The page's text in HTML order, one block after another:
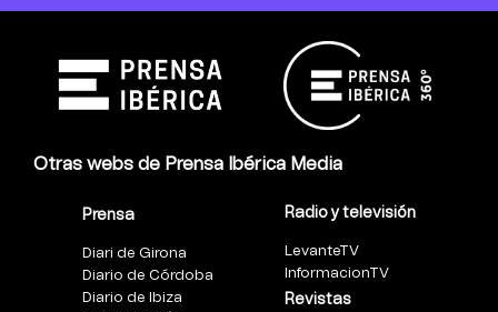
Otras webs de Prensa Ibérica Media
Prensa
Diari de Girona
Diario de Córdoba
Diario de Ibiza
Radio y televisión
LevanteTV
InformacionTV
Revistas